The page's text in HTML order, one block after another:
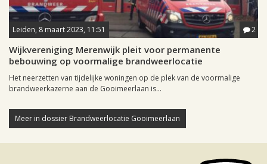
Leiden, 8 maart 2023, 11:51 2
Wijkvereniging Merenwijk pleit voor permanente
bebouwing op voormalige brandweerlocatie
Het neerzetten van tijdelijke woningen op de plek van de voormalige
brandweerkazerne aan de Gooimeerlaan is...
Meer in dossier Brandweerlocatie Gooimeerlaan